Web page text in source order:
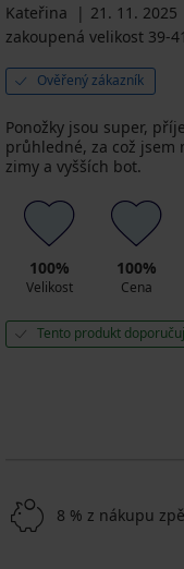
Kateřina
21. 11. 2025
zakoupená velikost 39-41
Ověřený zákazník
Ponožky jsou super,
průhledné, za což jsem
zimy a vyšších bot.
100%
Velikost
100%
Cena
Tento produkt
8 % z nákupu